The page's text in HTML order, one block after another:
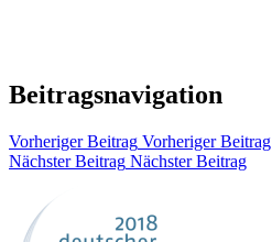
Beitragsnavigation
Vorheriger Beitrag Vorheriger Beitrag
Nächster Beitrag Nächster Beitrag